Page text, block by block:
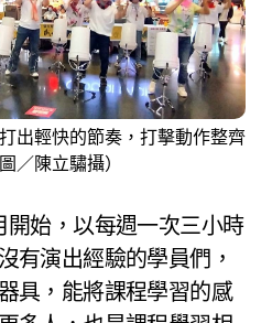
出輕快的節奏，打擊動作整齊
／陳立驌攝）
開始，以每週一次三小時
有演出經驗的學員們，
具，能將課程學習的感